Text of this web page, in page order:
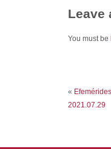
Leave
You must be
«
2021.07.29